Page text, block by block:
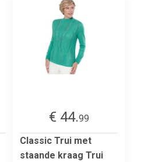
€ 44.99
Classic Trui met
staande kraag Trui